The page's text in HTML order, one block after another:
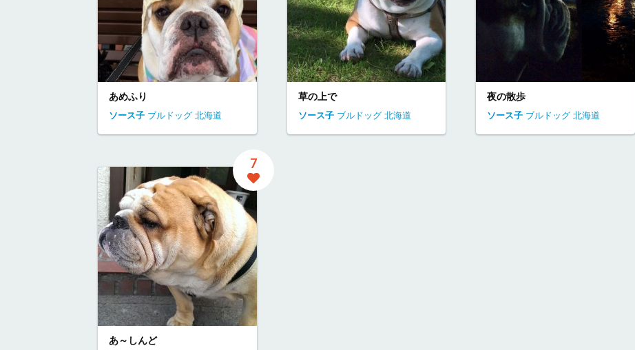
あめふり
ソース子 ブルドッグ 北海道
草の上で
ソース子 ブルドッグ 北海道
夜の散歩
ソース子 ブルドッグ 北海道
7
あ～しんど